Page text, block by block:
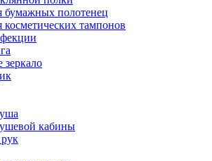
бумажных полотенец
косметических тампонов
зеркало
кабины